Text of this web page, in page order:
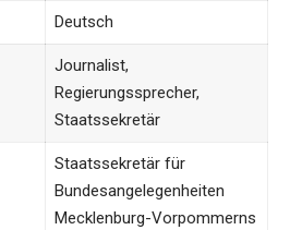
Deutsch
Journalist,
Regierungssprecher,
Staatssekretär
Staatssekretär für
Bundesangelegenheiten
Mecklenburg-Vorpommerns